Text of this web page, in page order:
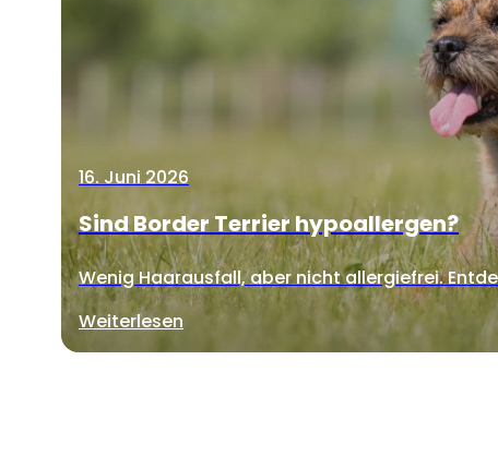
16. Juni 2026
Sind Border Terrier hypoallergen?
Wenig Haarausfall, aber nicht allergiefrei.
Weiterlesen